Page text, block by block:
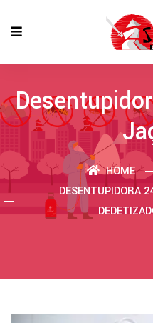
HOME
DESENTUPIDORA